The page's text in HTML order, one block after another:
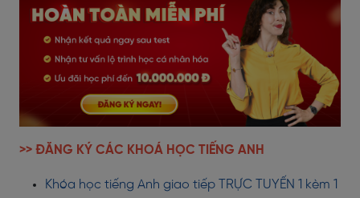
>> ĐĂNG KÝ CÁC KHOÁ HỌC TIẾNG ANH
Khóa học tiếng Anh giao tiếp TRỰC TUYẾN 1 kèm 1